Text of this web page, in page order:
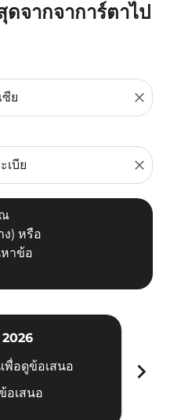
จากจาการ์ตาไป
close
close
) หรือ
าข้อ
ต้นทางและ/หรือปลายทาง) หรื
พื่อดูข้อเสนอ
อเสนอ
chevron_right